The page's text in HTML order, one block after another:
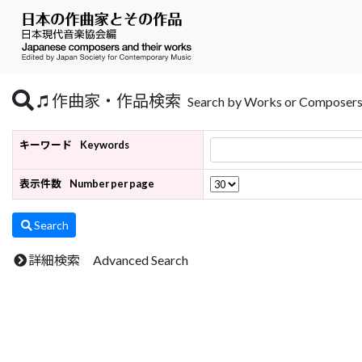
作曲家・作品検索 Search by Works or Composers
キーワード Keywords
表示件数 Number per page
Search
詳細検索 Advanced Search